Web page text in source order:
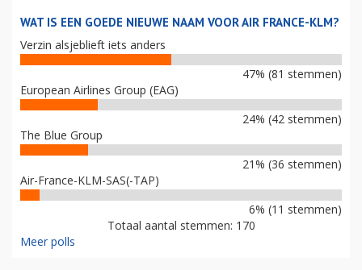
WAT IS EEN GOEDE NIEUWE NAAM VOOR AIR FRANCE-KLM?
Verzin alsjeblieft iets anders
47% (81 stemmen)
European Airlines Group (EAG)
24% (42 stemmen)
The Blue Group
21% (36 stemmen)
Air-France-KLM-SAS(-TAP)
6% (11 stemmen)
Totaal aantal stemmen: 170
Meer polls